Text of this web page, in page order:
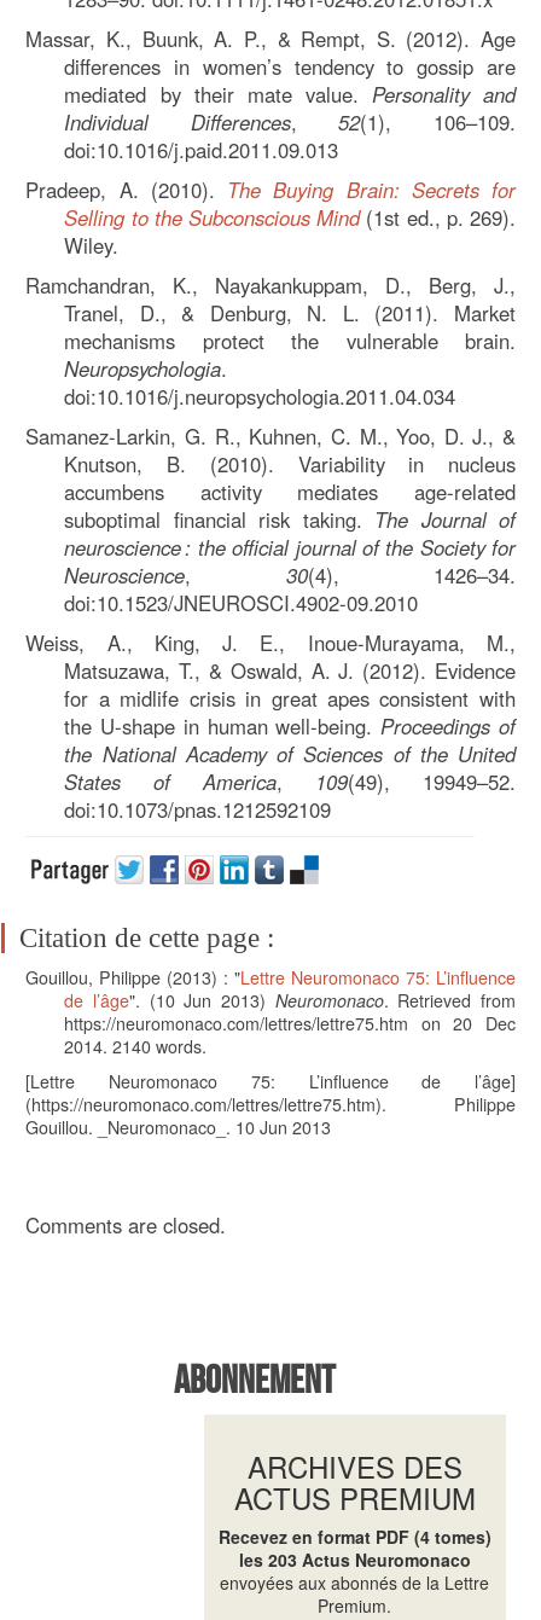
Massar, K., Buunk, A. P., & Rempt, S. (2012). Age
differences in women’s tendency to gossip are
mediated by their mate value. Personality and
Individual Differences,52(1), 106–109.
doi:10.1016/j.paid.2011.09.013
Pradeep, A. (2010). The Buying Brain: Secrets for
Selling to the Subconscious Mind(1st ed., p. 269).
Wiley.
Ramchandran, K., Nayakankuppam, D., Berg, J.,
Tranel, D., & Denburg, N. L. (2011). Market
mechanisms protect the vulnerable brain.
Neuropsychologia.
doi:10.1016/j.neuropsychologia.2011.04.034
Samanez-Larkin, G. R., Kuhnen, C. M., Yoo, D. J., &
Knutson, B. (2010). Variability in nucleus
accumbens activity mediates age-related
suboptimal financial risk taking. The Journal of
neuroscience : the official journal of the Society for
Neuroscience, 30(4), 1426–34.
doi:10.1523/JNEUROSCI.4902-09.2010
Weiss, A., King, J. E., Inoue-Murayama, M.,
Matsuzawa, T., & Oswald, A. J. (2012). Evidence
for a midlife crisis in great apes consistent with
the U-shape in human well-being.Proceedings of
the National Academy of Sciences of the United
States of America, 109(49), 19949–52.
doi:10.1073/pnas.1212592109
Citation de cette page :
Gouillou, Philippe (2013) : "Lettre Neuromonaco 75: L’influence
de l’âge". (10 Jun 2013) Neuromonaco. Retrieved from
https://neuromonaco.com/lettres/lettre75.htm on 20 Dec
2014.2140 words.
[Lettre Neuromonaco 75: L’influence de l’âge]
(https://neuromonaco.com/lettres/lettre75.htm). Philippe
Gouillou. _Neuromonaco_. 10 Jun 2013
Comments are closed.
Abonnement
ARCHIVES DES
ACTUS PREMIUM
Recevez en format PDF (4 tomes)
les 203 Actus Neuromonaco
envoyées aux abonnés de la Lettre
Premium.